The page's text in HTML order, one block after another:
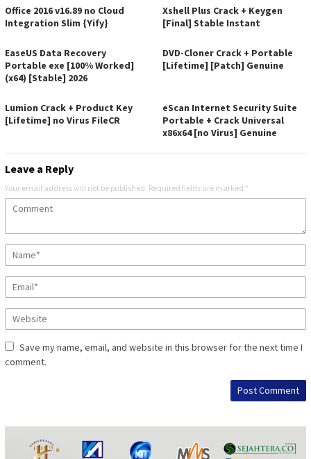
Office 2016 v16.89 no Cloud
Integration Slim {Yify}
Xshell Plus Crack + Keygen
[Final] Stable Instant
EaseUS Data Recovery
Portable exe [100% Worked]
(x64) [Stable] 2026
DVD-Cloner Crack + Portable
[Lifetime] [Patch] Genuine
Lumion Crack + Product Key
[Lifetime] no Virus FileCR
eScan Internet Security Suite
Portable + Crack Universal
x86x64 [no Virus] Genuine
Leave a Reply
Your email address will not be published. Required fields are marked *
Save my name, email, and website in this browser for the next time I
comment.